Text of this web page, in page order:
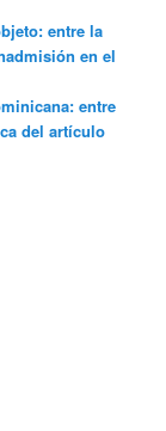
entre la
en el
entre
del artículo